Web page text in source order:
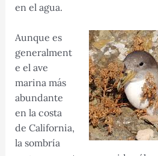
en el agua.
Aunque es
generalment
e el ave
marina más
abundante
en la costa
de California,
la sombría